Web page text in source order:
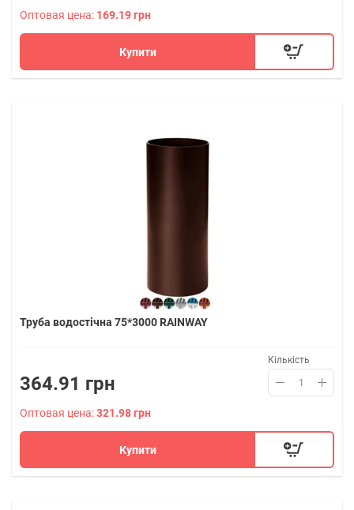
Оптовая цена: 169.19 грн
Купити
Труба водостічна 75*3000 RAINWAY
364.91 грн
Кількість
Оптовая цена:321.98 грн
Купити